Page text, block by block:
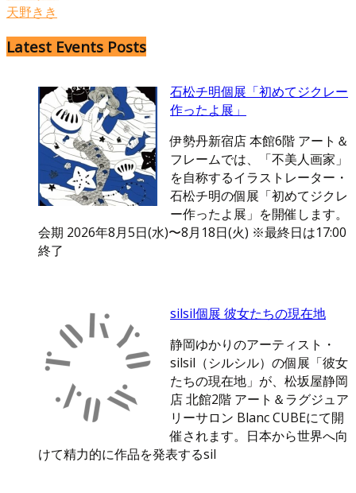
天野きき
Latest Events Posts
石松チ明個展「初めてジクレー
作ったよ展」
伊勢丹新宿店 本館6階 アート＆
フレームでは、「不美人画家」
を自称するイラストレーター・
石松チ明の個展「初めてジクレ
ー作ったよ展」を開催します。
会期 2026年8月5日(水)〜8月18日(火) ※最終日は17:00
終了
silsil個展 彼女たちの現在地
静岡ゆかりのアーティスト・
silsil（シルシル）の個展「彼女
たちの現在地」が、松坂屋静岡
店 北館2階 アート＆ラグジュア
リーサロン Blanc CUBEにて開
催されます。日本から世界へ向
けて精力的に作品を発表するsil